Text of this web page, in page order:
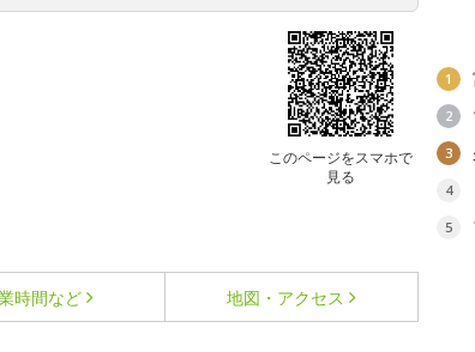
このページをスマホで
見る
時間など 地図・アクセス
1
2
3
4
5